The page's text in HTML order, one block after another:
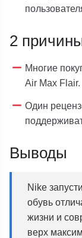
2
Многие
Air Max Flair.
Один
Выводы
Nike
обувь
жизни и
верх